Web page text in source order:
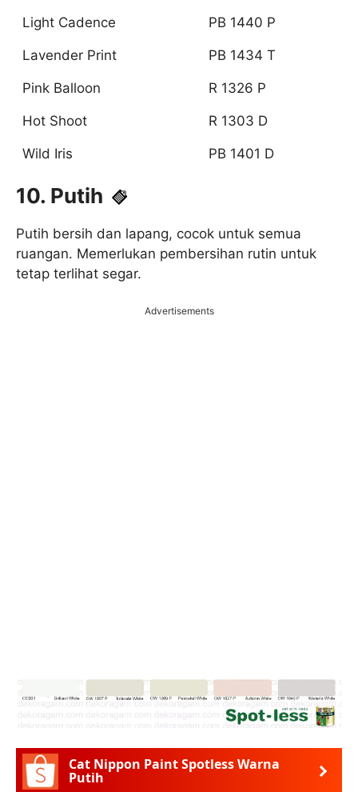
Light Cadence PB 1440 P
Lavender Print PB 1434 T
Pink Balloon R 1326 P
Hot Shoot R 1303 D
Wild Iris PB 1401 D
10. Putih
Putih bersih dan lapang, cocok untuk semua
ruangan. Memerlukan pembersihan rutin untuk
tetap terlihat segar.
Advertisements
Cat Nippon Paint Spotless Warna
Putih